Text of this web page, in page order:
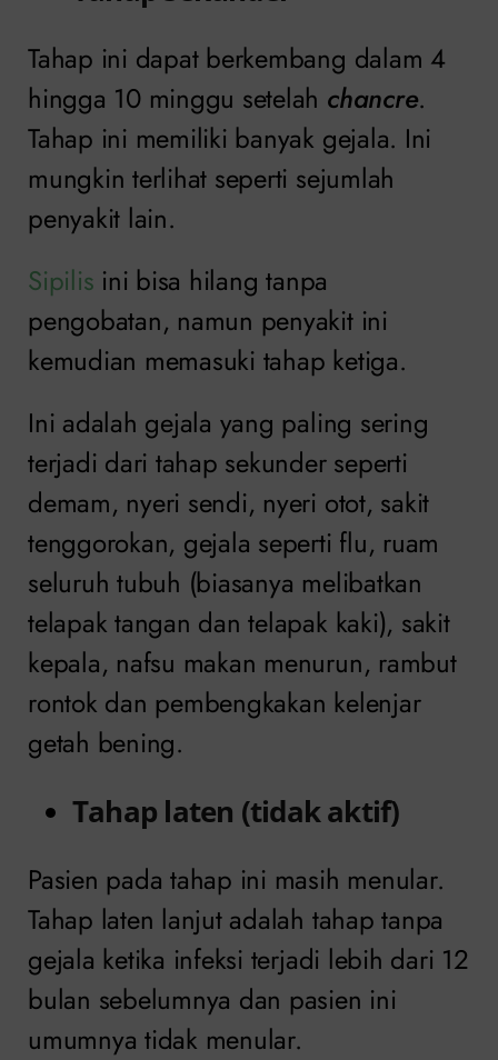
Tahap ini dapat berkembang dalam 4
hingga 10 minggu setelah chancre.
Tahap ini memiliki banyak gejala. Ini
mungkin terlihat seperti sejumlah
penyakit lain.
Sipilis ini bisa hilang tanpa
pengobatan, namun penyakit ini
kemudian memasuki tahap ketiga.
Ini adalah gejala yang paling sering
terjadi dari tahap sekunder seperti
demam, nyeri sendi, nyeri otot, sakit
tenggorokan, gejala seperti flu, ruam
seluruh tubuh (biasanya melibatkan
telapak tangan dan telapak kaki), sakit
kepala, nafsu makan menurun, rambut
rontok dan pembengkakan kelenjar
getah bening.
Tahap laten (tidak aktif)
Pasien pada tahap ini masih menular.
Tahap laten lanjut adalah tahap tanpa
gejala ketika infeksi terjadi lebih dari 12
bulan sebelumnya dan pasien ini
umumnya tidak menular.